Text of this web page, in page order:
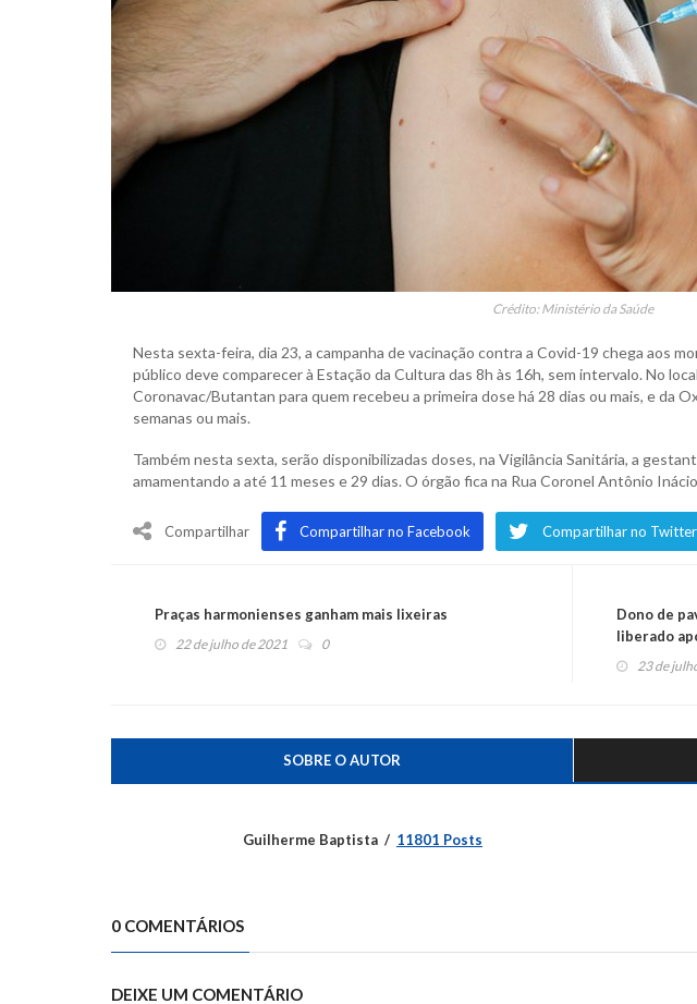
Crédito: Ministério da Saúde
Nesta sexta-feira, dia 23, a campanha de vacinação contra a Covid-19 chega aos
público deve comparecer à Estação da Cultura das 8h às 16h, sem intervalo. No
Coronavac/Butantan para quem recebeu a primeira dose há 28 dias ou mais, e da
semanas ou mais.
Também nesta sexta, serão disponibilizadas doses, na Vigilância Sanitária, a
amamentando a até 11 meses e 29 dias. O órgão fica na Rua Coronel Antônio
Compartilhar Compartilhar no Facebook Compartilhar no Twitter
Praças harmonienses ganham mais lixeiras
22 de julho de 2021 0
Dono de
liberado
23 de
SOBRE O AUTOR
Guilherme Baptista 11801 Posts
0 COMENTÁRIOS
DEIXE UM COMENTÁRIO